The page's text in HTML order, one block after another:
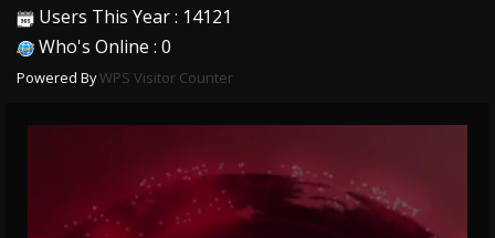
Users This Year : 14121
Who's Online : 0
Powered ByWPS Visitor Counter